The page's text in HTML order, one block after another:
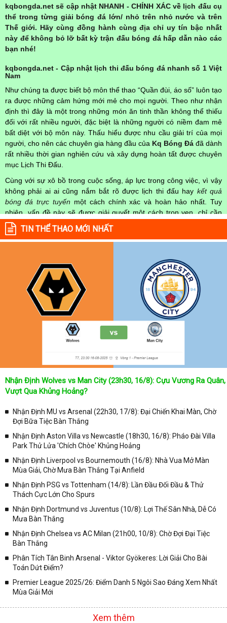
kqbongda.net sẽ cập nhật NHANH - CHÍNH XÁC về lịch đấu cụ
thể trong từng giải bóng đá lớn/ nhỏ trên nhỏ nước và trên
Thế giới. Hãy cùng đồng hành cùng địa chỉ uy tín bậc nhất
này để không bỏ lỡ bất kỳ trận đấu bóng đá hấp dẫn nào các
bạn nhé!
kqbongda.net - Cập nhật lịch thi đấu bóng đá nhanh số 1 Việt
Nam
Như chúng ta được biết bộ môn thể thao “Quần đùi, áo số” luôn tạo
ra được những cảm hứng mới mẻ cho mọi người. Theo như nhận
định thì đây là một trong những món ăn tinh thần không thể thiếu
đối với rất nhiều người, đặc biệt là những người có niềm đam mê
bất diệt với bộ môn này. Thấu hiểu được nhu cầu giải trí của mọi
người, cho nên các chuyên gia hàng đầu của Kq Bóng Đá đã dành
rất nhiều thời gian nghiên cứu và xây dựng hoàn tất được chuyên
mục Lịch Thi Đấu.
Cùng với sự xô bồ trong cuộc sống, áp lực trong công việc, vì vậy
không phải ai ai cũng nắm bắt rõ được lịch thi đấu hay kết quả
bóng đá trực tuyến một cách chính xác và hoàn hảo nhất. Tuy
nhiên, vấn đề này sẽ được giải quyết một cách trọn vẹn, chỉ cần
truy cập vào chuyên mục
Lịch Thi Đấu
mọi người hoàn toàn nắm rõ được chính xác về thời gian các trận
đấu bóng đá Việt Nam hay trên Thế giới diễn ra trong thời gian sắp
cả 2 đội tuyển bóng đá đang đạt được.
Không chỉ dừng lại ở đó, những người hâm mộ bóng đá có thể cập
nhật được chính xác về lịch phát sóng bóng đá được tường thuật
trực tiếp ở trên những kênh truyền hình thể thao lớn nhất hiện nay
như: VTV3, K+, SCTV, Thể thao TV,... Nếu như bạn không muốn
bỏ lỡ bất kỳ một trận đấu bóng đá nào trong từng mùa giải, hãy
thường xuyên vào chuyên mụcLịch Thi Đấutại chuyên trang
để cập nhật thông tin chính xác nhất nhé!
Lịch thi đấu được cập nhật chính xác trong toàn bộ các giải
Tại Lịch Thi Đấu của chuyên trang kqbongda.net
sẽ cập nhanh
chóng và chính xác nhất thời gian từng trận đấu bóng đá diễn ra ở
trong từng giải đấu như:
✓ Giải đấu bóng đá Ngoại hạng Anh;
✓ Giải bóng Cúp C1 Châu Âu;
✓ Giải VĐQG Tây Ban Nha;
✓ VĐQG Đức;
✓ VĐQG Pháp;
✓ Liên Đoàn Anh;
✓ U23 Châu Á;
✓ Euro 2020;
✓ VLWC KV Châu Á;
TIN THỂ THAO MỚI NHẤT
Nhận Định Wolves vs Man City (23h30, 16/8): Cựu Vương Ra Quân,
Vượt Qua Khủng Hoảng?
Nhận Định MU vs Arsenal (22h30, 17/8): Đại Chiến Khai Màn, Chờ
Đợi Bữa Tiệc Bàn Thắng
Nhận Định Aston Villa vs Newcastle (18h30, 16/8): Pháo Đài Villa
Park Thử Lửa 'Chích Chòe' Khủng Hoảng
Nhận Định Liverpool vs Bournemouth (16/8): Nhà Vua Mở Màn
Mùa Giải, Chờ Mưa Bàn Thắng Tại Anfield
Nhận Định PSG vs Tottenham (14/8): Lần Đầu Đối Đầu & Thử
Thách Cực Lớn Cho Spurs
Nhận Định Dortmund vs Juventus (10/8): Lợi Thế Sân Nhà, Dễ Có
Mưa Bàn Thắng
Nhận Định Chelsea vs AC Milan (21h00, 10/8): Chờ Đợi Đại Tiệc
Bàn Thắng
Phân Tích Tân Binh Arsenal - Viktor Gyökeres: Lời Giải Cho Bài
Toán Dứt Điểm?
Premier League 2025/26: Điểm Danh 5 Ngôi Sao Đáng Xem Nhất
Mùa Giải Mới
Xem thêm